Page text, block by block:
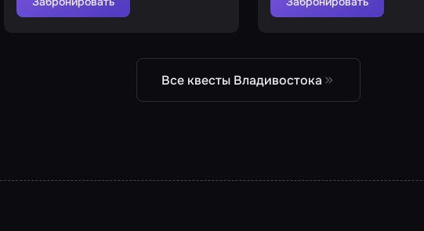
Все квесты Владивостока